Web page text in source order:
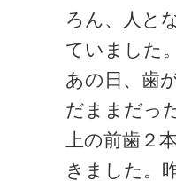
ろん、人と
ていました
あの日、歯
だままだっ
上の前歯２
きました。